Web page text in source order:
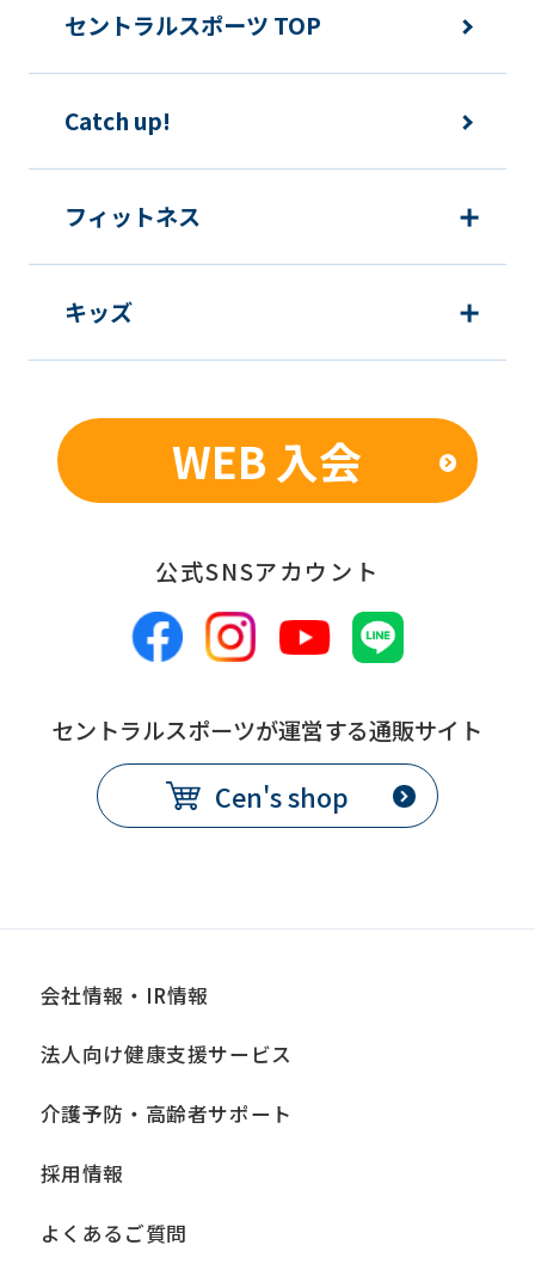
セントラルスポーツ TOP
Catch up!
フィットネス
キッズ
WEB 入会
公式SNSアカウント
セントラルスポーツが運営する通販サイト
Cen's shop
会社情報・IR情報
法人向け健康支援サービス
介護予防・高齢者サポート
採用情報
よくあるご質問